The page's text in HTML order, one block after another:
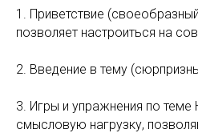
1. Приветствие
позволяет настроиться на
2. Введение в тему
3. Игры и упражнения по
смысловую нагрузку,